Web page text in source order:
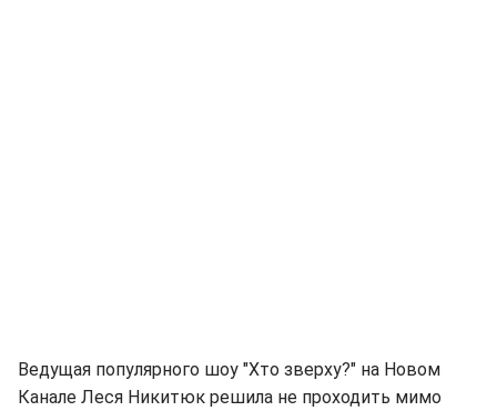
Ведущая популярного шоу "Хто зверху?" на Новом
Канале Леся Никитюк решила не проходить мимо